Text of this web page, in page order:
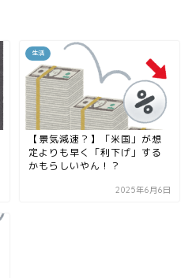
生活
【景気減速？】「米国」が想
定よりも早く「利下げ」する
かもらしいやん！？
2025年6月6日